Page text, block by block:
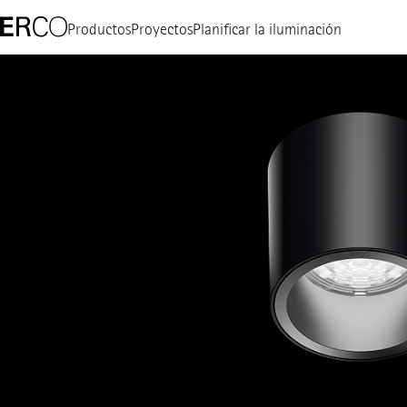
ProductosProyectosPlanificar la iluminación